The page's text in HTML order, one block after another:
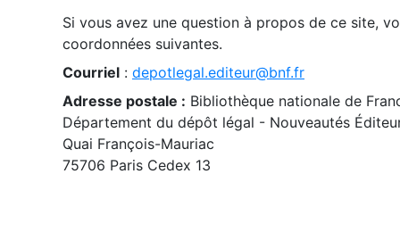
Si vous avez une question à propos de ce site,
coordonnées suivantes.
Courriel : depotlegal.editeur@bnf.fr
Adresse postale : Bibliothèque nationale de
Département du dépôt légal - Nouveautés
Quai François-Mauriac
75706 Paris Cedex 13